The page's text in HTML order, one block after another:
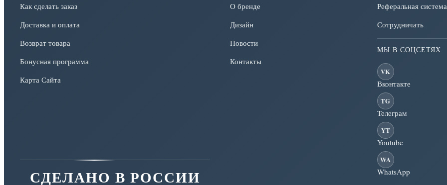
Как сделать заказ
Доставка и оплата
Возврат товара
Бонусная программа
Карта Сайта
СДЕЛАНО В РОССИИ
О бренде
Дизайн
Новости
Контакты
Реферальная система
Сотрудничать
МЫ В СОЦСЕТЯХ
VK
Вконтакте
TG
Телеграм
YT
Youtube
WA
WhatsApp